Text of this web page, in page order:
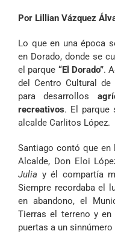
Por Lillian Vázquez
Lo que en una época
en Dorado, donde se
el parque “El Dorado”.
del Centro Cultural
para desarrollos
recreativos. El parque
alcalde Carlitos López.
Santiago contó que en
Alcalde, Don Eloi
Julia y él compartía
Siempre recordaba el
en abandono, el
Tierras el terreno y
puertas a un